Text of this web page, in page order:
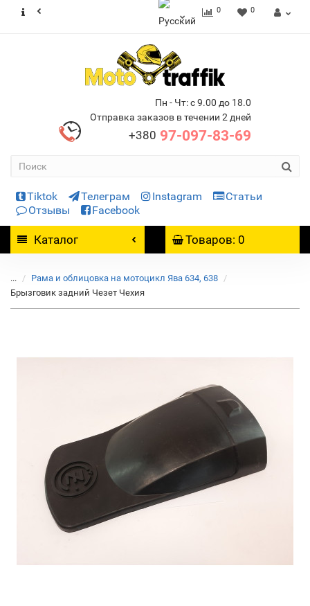
0 0
Пн - Чт: с 9.00 до 18.0
Отправка заказов в течении 2 дней
+380 97-097-83-69
Tiktok Телеграм Instagram
Статьи
Отзывы
Facebook
Каталог Товаров: 0
...
Рама и облицовка на мотоцикл Ява 634, 638
Брызговик задний Чезет Чехия